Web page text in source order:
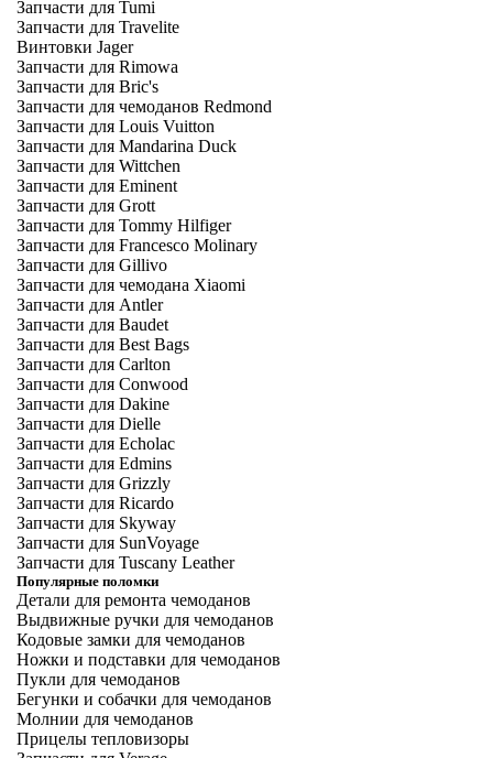
Запчасти для Tumi
Запчасти для Travelite
Винтовки Jager
Запчасти для Rimowa
Запчасти для Bric's
Запчасти для чемоданов Redmond
Запчасти для Louis Vuitton
Запчасти для Mandarina Duck
Запчасти для Wittchen
Запчасти для Eminent
Запчасти для Grott
Запчасти для Tommy Hilfiger
Запчасти для Francesco Molinary
Запчасти для Gillivo
Запчасти для чемодана Xiaomi
Запчасти для Antler
Запчасти для Baudet
Запчасти для Best Bags
Запчасти для Carlton
Запчасти для Conwood
Запчасти для Dakine
Запчасти для Dielle
Запчасти для Echolac
Запчасти для Edmins
Запчасти для Grizzly
Запчасти для Ricardo
Запчасти для Skyway
Запчасти для SunVoyage
Запчасти для Tuscany Leather
Популярные поломки
Детали для ремонта чемоданов
Выдвижные ручки для чемоданов
Кодовые замки для чемоданов
Ножки и подставки для чемоданов
Пукли для чемоданов
Бегунки и собачки для чемоданов
Молнии для чемоданов
Прицелы тепловизоры